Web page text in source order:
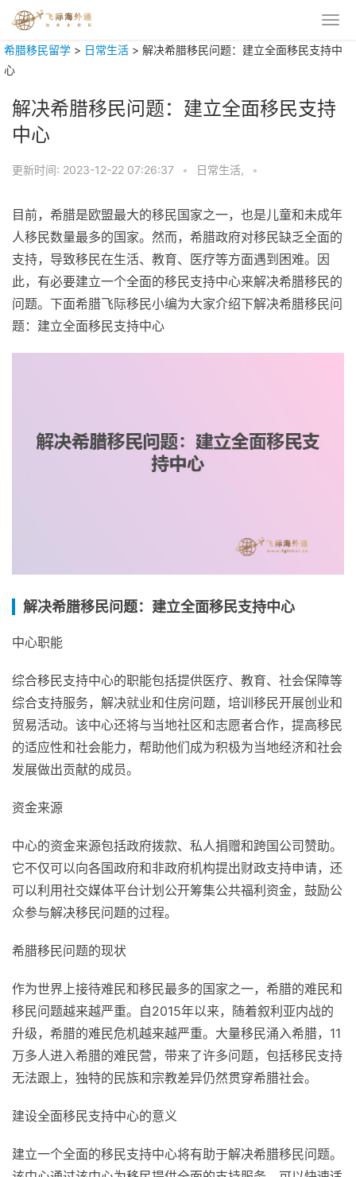
希腊移民留学 > 日常生活 > 解决希腊移民问题：建立全面移民支持中
心
解决希腊移民问题：建立全面移民支持
中心
更新时间: 2023-12-22 07:26:37 • 日常生活, •
目前，希腊是欧盟最大的移民国家之一，也是儿童和未成年
人移民数量最多的国家。然而，希腊政府对移民缺乏全面的
支持，导致移民在生活、教育、医疗等方面遇到困难。因
此，有必要建立一个全面的移民支持中心来解决希腊移民的
问题。下面希腊飞际移民小编为大家介绍下解决希腊移民问
题：建立全面移民支持中心
解决希腊移民问题：建立全面移民支持中心
中心职能
综合移民支持中心的职能包括提供医疗、教育、社会保障等
综合支持服务，解决就业和住房问题，培训移民开展创业和
贸易活动。该中心还将与当地社区和志愿者合作，提高移民
的适应性和社会能力，帮助他们成为积极为当地经济和社会
发展做出贡献的成员。
资金来源
中心的资金来源包括政府拨款、私人捐赠和跨国公司赞助。
它不仅可以向各国政府和非政府机构提出财政支持申请，还
可以利用社交媒体平台计划公开筹集公共福利资金，鼓励公
众参与解决移民问题的过程。
希腊移民问题的现状
作为世界上接待难民和移民最多的国家之一，希腊的难民和
移民问题越来越严重。自2015年以来，随着叙利亚内战的
升级，希腊的难民危机越来越严重。大量移民涌入希腊，11
万多人进入希腊的难民营，带来了许多问题，包括移民支持
无法跟上，独特的民族和宗教差异仍然贯穿希腊社会。
建设全面移民支持中心的意义
建立一个全面的移民支持中心将有助于解决希腊移民问题。